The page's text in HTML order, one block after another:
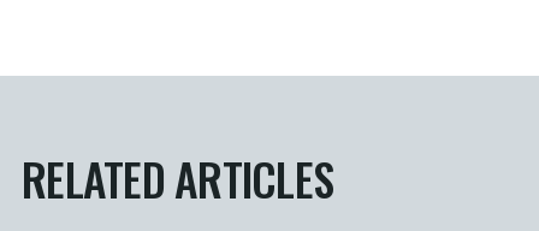
RELATED ARTICLES